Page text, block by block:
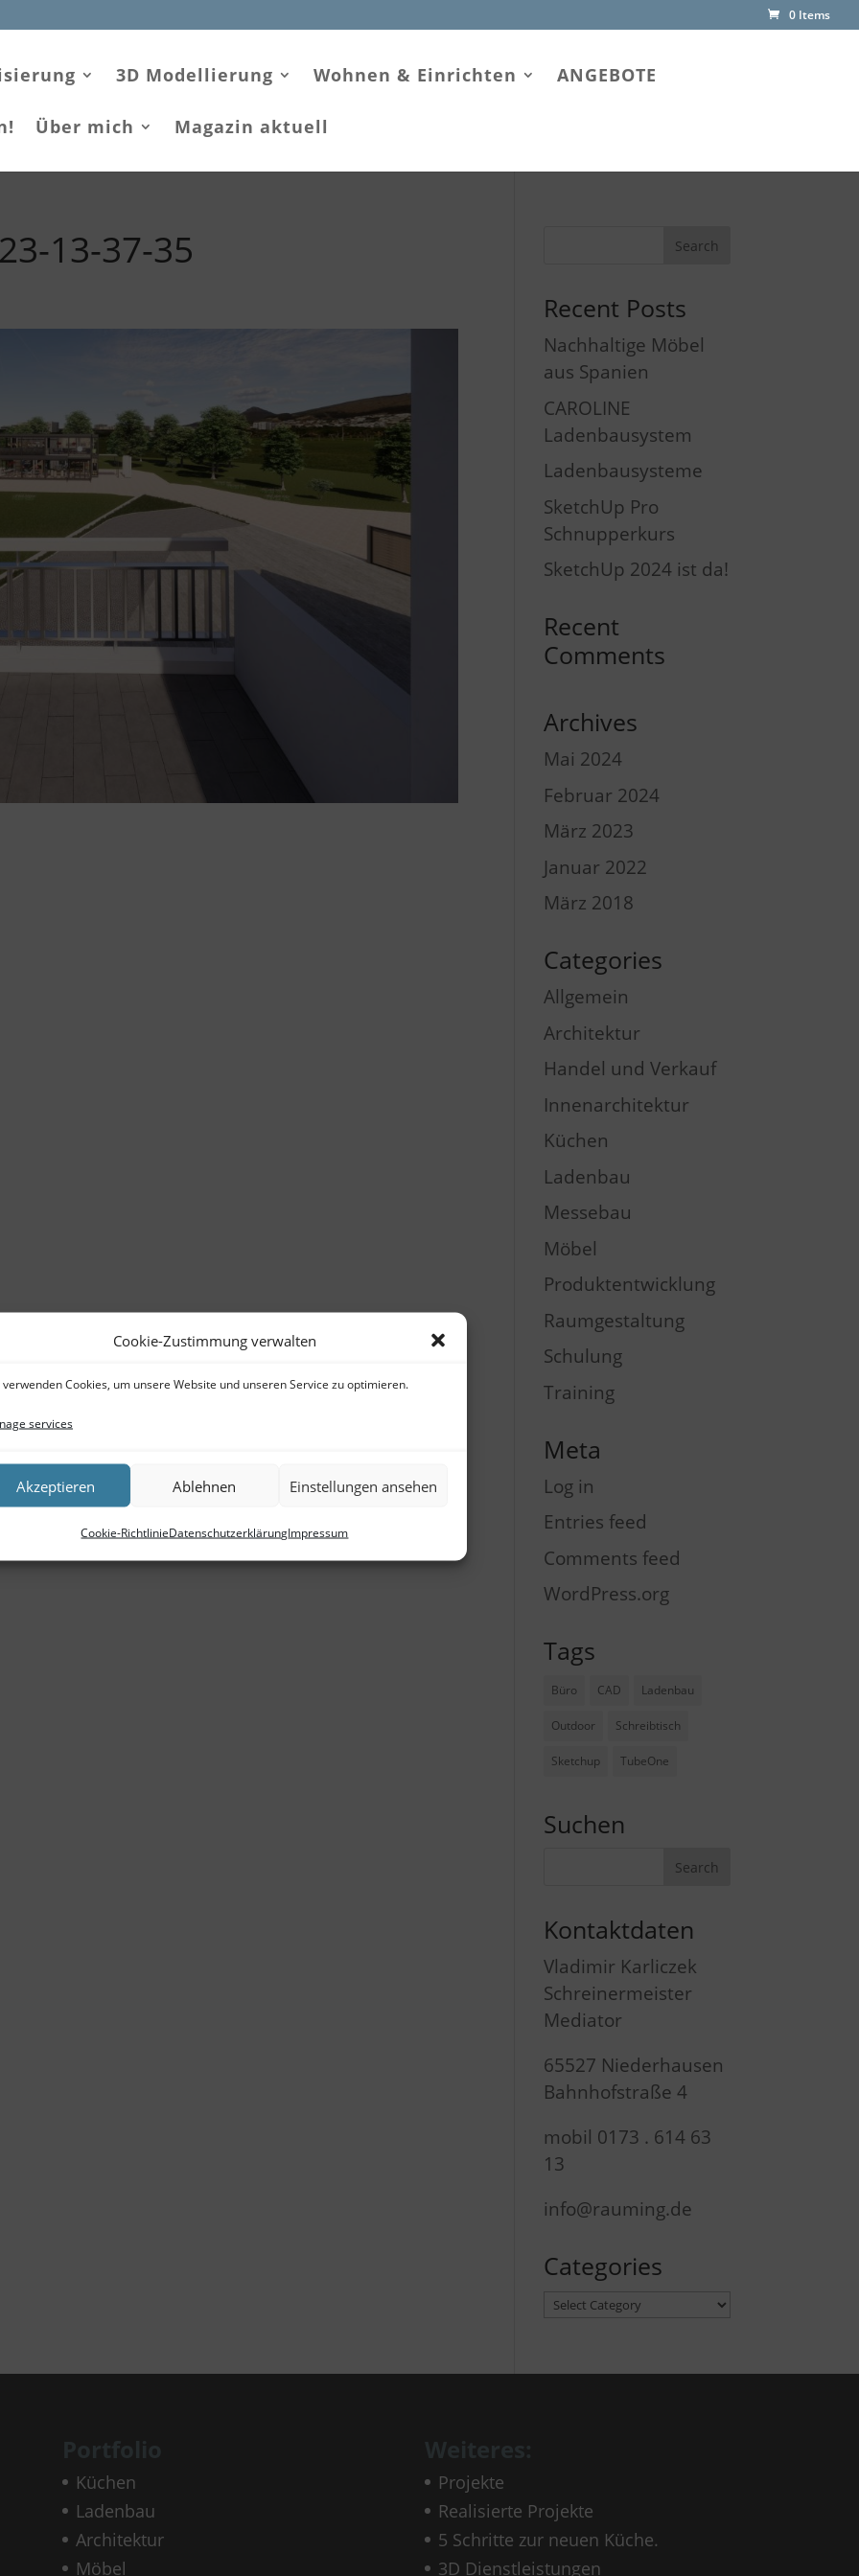
Cookie-Zustimmung verwalten
verwenden Cookies, um unsere Website und unseren Service zu optimieren.
services
Akzeptieren Ablehnen Einstellungen ansehen
Cookie-RichtlinieDatenschutzerklärungImpressum
0 Items
3D Modellierung Wohnen & Einrichten ANGEBOTE
Über mich Magazin aktuell
13-37-35
Recent Posts
Nachhaltige Möbel
aus Spanien
CAROLINE
Ladenbausystem
Ladenbausysteme
SketchUp Pro
Schnupperkurs
SketchUp 2024 ist da!
Recent
Comments
Archives
Mai 2024
Februar 2024
März 2023
Januar 2022
März 2018
Categories
Allgemein
Architektur
Handel und Verkauf
Innenarchitektur
Küchen
Ladenbau
Messebau
Möbel
Produktentwicklung
Raumgestaltung
Schulung
Training
Meta
Log in
Entries feed
Comments feed
WordPress.org
Tags
Büro CAD Ladenbau
Outdoor Schreibtisch
Sketchup TubeOne
Suchen
Kontaktdaten
Vladimir Karliczek
Schreinermeister
Mediator
65527 Niederhausen
Bahnhofstraße 4
mobil 0173 . 614 63
13
info@rauming.de
Categories
Categories
Küchen
Ladenbau
Architektur
Möbel
Projekte
Realisierte Projekte
5 Schritte zur neuen Küche.
3D Dienstleistungen